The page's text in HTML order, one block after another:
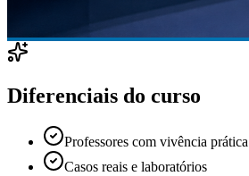
Diferenciais do curso
Professores com vivência prática
Casos reais e laboratórios